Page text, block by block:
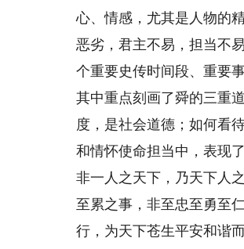
心、情感，尤其是人物的
恶劣，君主不易，担当不
个重要史传时间段、重要
其中重点刻画了舜的三重
度，是社会道德；如何看
和情怀使命担当中，表现
非一人之天下，乃天下人
至累之事，非至忠至勇至
行，为天下苍生平安和谐